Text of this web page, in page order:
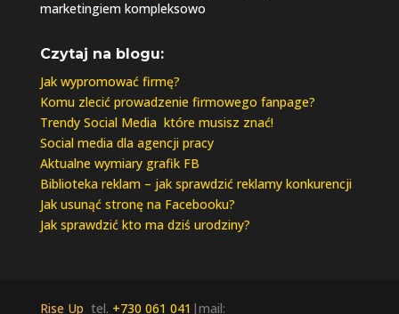
marketingiem kompleksowo
Czytaj na blogu:
Jak wypromować firmę?
Komu zlecić prowadzenie firmowego fanpage?
Trendy Social Media które musisz znać!
Social media dla agencji pracy
Aktualne wymiary grafik FB
Biblioteka reklam – jak sprawdzić reklamy konkurencji
Jak usunąć stronę na Facebooku?
Jak sprawdzić kto ma dziś urodziny?
Rise Up tel. +730 061 041 |mail: